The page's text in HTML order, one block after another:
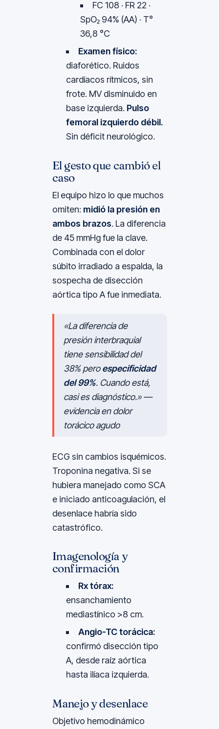
FC 108 · FR 22 ·
SpO₂ 94% (AA) · T°
36,8 °C
Examen físico:
diaforético. Ruidos
cardíacos rítmicos, sin
frote. MV disminuido en
base izquierda. Pulso
femoral izquierdo débil.
Sin déficit neurológico.
El gesto que cambió el
caso
El equipo hizo lo que muchos
omiten: midió la presión en
ambos brazos. La diferencia
de 45 mmHg fue la clave.
Combinada con el dolor
súbito irradiado a espalda, la
sospecha de disección
aórtica tipo A fue inmediata.
«La diferencia de
presión interbraquial
tiene sensibilidad del
38% peroespecificidad
del 99%. Cuando está,
casi es diagnóstico.» —
evidencia en dolor
torácico agudo
ECG sin cambios isquémicos.
Troponina negativa. Si se
hubiera manejado como SCA
e iniciado anticoagulación, el
desenlace habría sido
catastrófico.
Imagenología y
confirmación
Rx tórax:
ensanchamiento
mediastínico >8 cm.
Angio-TC torácica:
confirmó disección tipo
A, desde raíz aórtica
hasta ilíaca izquierda.
Manejo y desenlace
Objetivo hemodinámico